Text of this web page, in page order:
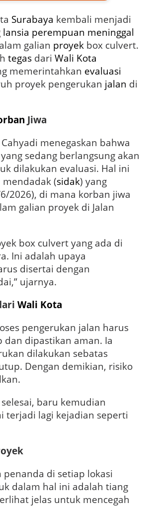
Surabaya kembali menjadi
lansia perempuan meninggal
galian proyekbox culvert.
tegasdari Wali Kota
memerintahkan evaluasi
proyek pengerukan jalan di
Jiwa
menegaskan bahwa
sedang berlangsung akan
dilakukan evaluasi. Hal ini
(sidak) yang
2026), di mana korban jiwa
galian proyek di Jalan
box culvert yang ada di
Ini adalah upaya
disertai dengan
ujarnya.
Wali Kota
pengerukan jalan harus
dipastikan aman. Ia
dilakukan sebatas
Dengan demikian, risiko
baru kemudian
terjadi lagi kejadian seperti
di setiap lokasi
dalam hal ini adalah tiang
jelas untuk mencegah